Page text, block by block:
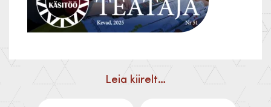
Leia kiirelt…